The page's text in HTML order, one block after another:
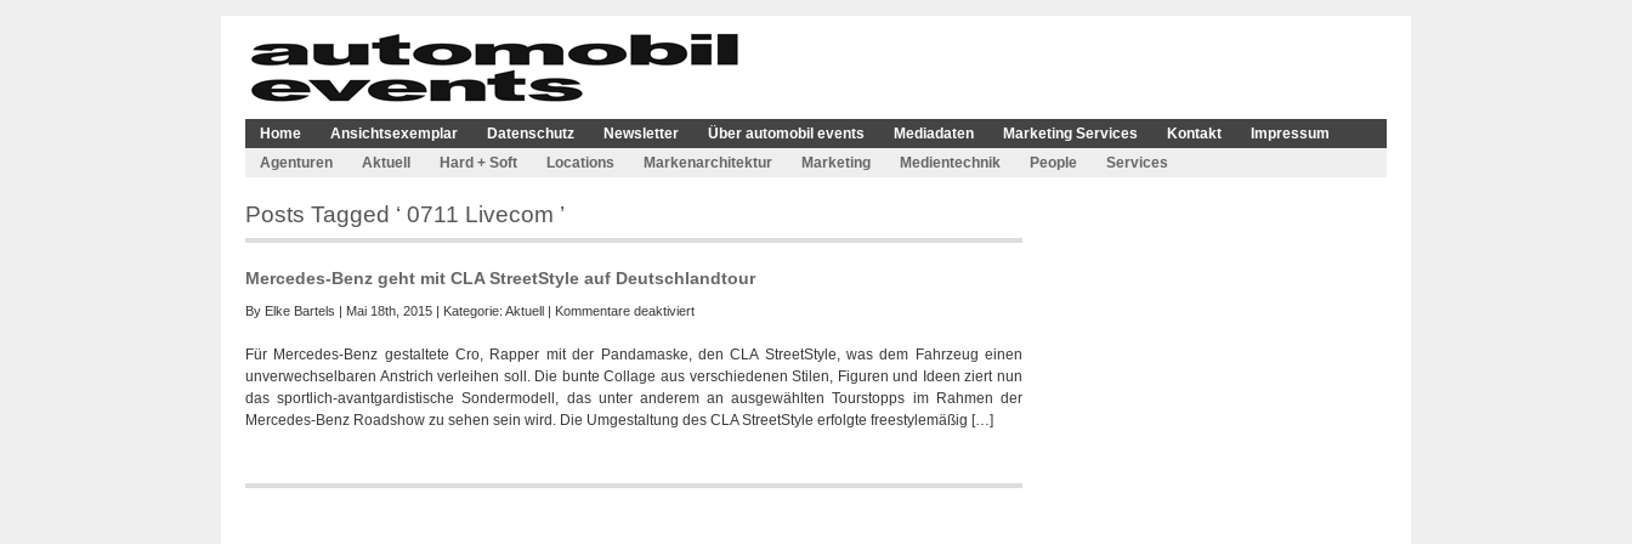
Home Ansichtsexemplar Datenschutz Newsletter Über automobil events Mediadaten Marketing Services Kontakt
Impressum
Agenturen
Aktuell Hard + Soft Locations Markenarchitektur Marketing Medientechnik People Services
Posts Tagged ‘ 0711 Livecom ’
Mercedes-Benz geht mit CLA StreetStyle auf Deutschlandtour
By Elke Bartels | Mai 18th, 2015 | Kategorie: Aktuell | Kommentare deaktiviertfür
Benz
geht
mit
CLA
Deutschlandtour
Für Mercedes-Benz gestaltete Cro, Rapper mit der Pandamaske, den CLA StreetStyle, was dem Fahrzeug einen
unverwechselbaren Anstrich verleihen soll. Die bunte Collage aus verschiedenen Stilen, Figuren und Ideen ziert nun
das sportlich-avantgardistische Sondermodell, das unter anderem an ausgewählten Tourstopps im Rahmen der
Mercedes-Benz Roadshow zu sehen sein wird. Die Umgestaltung des CLA StreetStyle erfolgte freestylemäßig […]